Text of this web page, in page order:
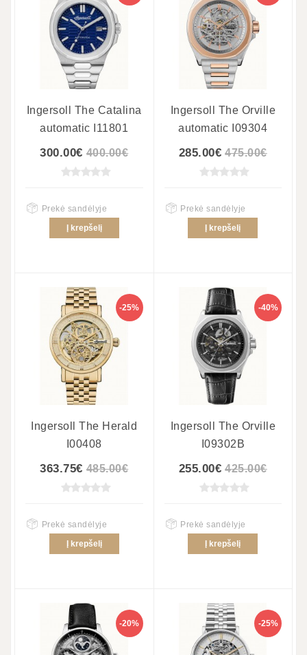
Ingersoll The Catalina
automatic I11801
300.00€ 400.00€
Prekė sandėlyje
Į krepšelį
Ingersoll The Orville
automatic I09304
285.00€ 475.00€
Prekė sandėlyje
Į krepšelį
-25%
Ingersoll The Herald
I00408
363.75€ 485.00€
Prekė sandėlyje
Į krepšelį
-40%
Ingersoll The Orville
I09302B
255.00€ 425.00€
Prekė sandėlyje
Į krepšelį
-20% -25%